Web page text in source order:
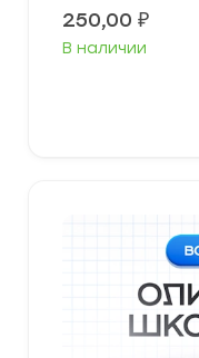
250,00 ₽
В наличии